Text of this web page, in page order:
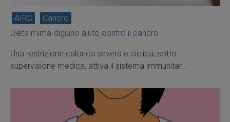
AIRC
Cancro
Dieta mima-digiuno aiuto contro il cancro
Una restrizione calorica severa e ciclica, sotto
supervisione medica, attiva il sistema immunitar...